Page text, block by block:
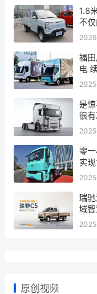
1.8
不
福
电
是
很
零
实
瑞
域